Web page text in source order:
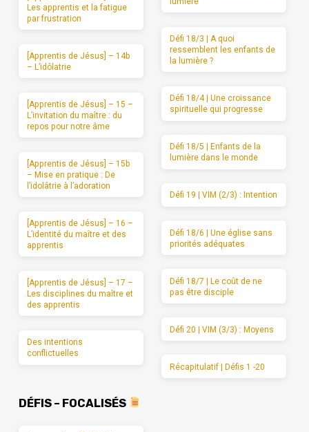
Les apprentis et la fatigue
par frustration
[Apprentis de Jésus] – 14b
– L’idôlatrie
[Apprentis de Jésus] – 15 –
L’invitation du maître : du
repos pour notre âme
[Apprentis de Jésus] – 15b
– Mise en pratique : De
l’idolâtrie à l’adoration
[Apprentis de Jésus] – 16 –
L’identité du maître et des
apprentis
[Apprentis de Jésus] – 17 –
Les disciplines du maître et
des apprentis
Des intentions
conflictuelles
Défi 18/3 | A quoi
ressemblent les enfants de
la lumière ?
Défi 18/4 | Une croissance
spirituelle qui progresse
Défi 18/5 | Enfants de la
lumière dans le monde
Défi 19 | VIM (2/3) : Intention
Défi 18/6 | Une église sans
priorités adéquates
Défi 18/7 | Le coût de ne
pas être disciple
Défi 20 | VIM (3/3) : Moyens
Récapitulatif | Défis 1 -20
DÉFIS – FOCALISÉS